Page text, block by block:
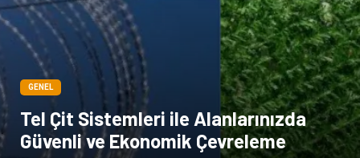
GENEL
Tel Çit Sistemleri ile Alanlarınızda
Güvenli ve Ekonomik Çevreleme